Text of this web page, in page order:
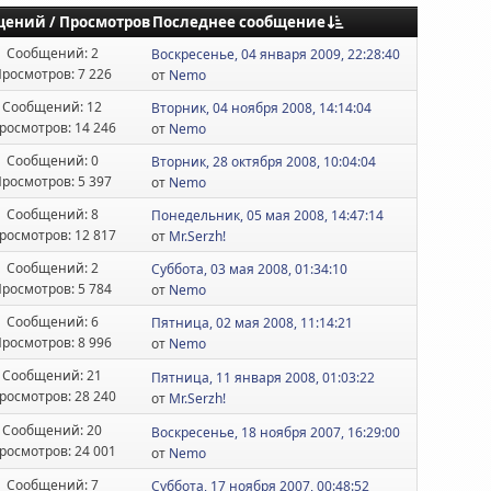
/ ПросмотровПоследнее сообщение
Сообщений: 2
7 226
Воскресенье, 04 января 2009, 22:28:40
от Nemo
Сообщений: 12
14 246
Вторник, 04 ноября 2008, 14:14:04
от Nemo
Сообщений: 0
5 397
Вторник, 28 октября 2008, 10:04:04
от Nemo
Сообщений: 8
12 817
Понедельник, 05 мая 2008, 14:47:14
от Mr.Serzh!
Сообщений: 2
5 784
Суббота, 03 мая 2008, 01:34:10
от Nemo
Сообщений: 6
8 996
Пятница, 02 мая 2008, 11:14:21
от Nemo
Сообщений: 21
28 240
Пятница, 11 января 2008, 01:03:22
от Mr.Serzh!
Сообщений: 20
24 001
Воскресенье, 18 ноября 2007, 16:29:00
от Nemo
Сообщений: 7
Суббота, 17 ноября 2007, 00:48:52